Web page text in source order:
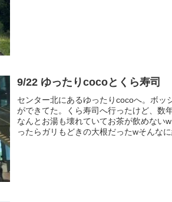
9/22 ゆったりcocoとくら寿司
センター北にあるゆったりcocoへ。ボッ
ができてた。くら寿司へ行ったけど、数
なんとお湯も壊れていてお茶が飲めない
ったらガリもどきの大根だったwそんなに